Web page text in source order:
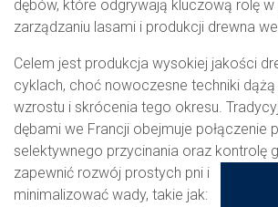
dębów, które odgrywają kluczową rolę
zarządzaniu lasami i produkcji drewna
Celem jest produkcja wysokiej jakości
cyklach, choć nowoczesne techniki
wzrostu i skrócenia tego okresu.
dębami we Francji obejmuje połączenie
selektywnego przycinania oraz kontrolę
zapewnić rozwój prostych pni i
minimalizować wady, takie jak: